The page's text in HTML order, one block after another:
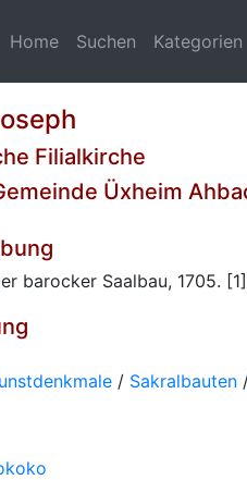
Home Suchen Kategorien
Filialkirche
Üxheim
barocker Saalbau, 1705. [1]
/ Sakralbauten